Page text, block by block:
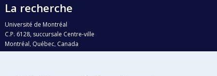
La recherche
Université de Montréal
C.P. 6128, succursale Centre-ville
Montréal, Québec, Canada
H3C 3J7